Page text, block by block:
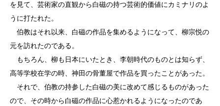
を見て、芸術家の直観から白磁の持つ芸術的価値にカミナリのよ
うに打たれた。
伯教はそれ以来、白磁の作品を集めるようになって、柳宗悦の
元を訪れたのである。
もちろん、柳も日本にいたとき、李朝時代のものとは知らず、
高等学校在学の時、神田の骨董屋で作品を買ったことがあった。
それで、伯教の持参した白磁の美に改めて感じるものがあった
ので、その時から白磁の作品に心惹かれるようになったのであ